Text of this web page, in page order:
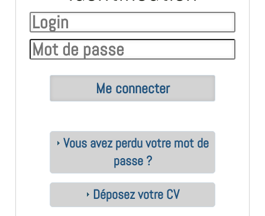
Vous avez perdu votre mot de
passe ?
Déposez votre CV